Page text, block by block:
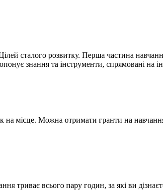
сталого розвитку. Перша частина
знання та інструменти, спрямовані на
місце. Можна отримати гранти на
триває всього пару годин, за які ви